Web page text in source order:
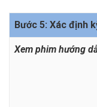
Bước 5: Xác định
Xem phim hướng